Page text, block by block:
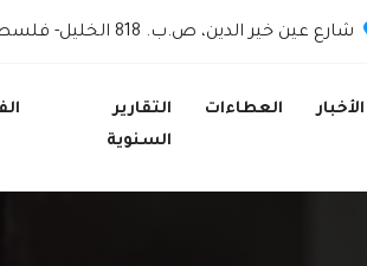
شارع عين خير الدين، ص.ب. 818 الخليل- فلسطين
الأخبار العطاءات
التقارير
السنوية